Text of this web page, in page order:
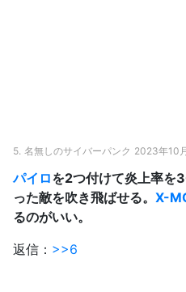
5. 名無しのサイバーパンク 2023年10
パイロを2つ付けて炎上率を
った敵を吹き飛ばせる。 X-
るのがいい。
返信： >>6